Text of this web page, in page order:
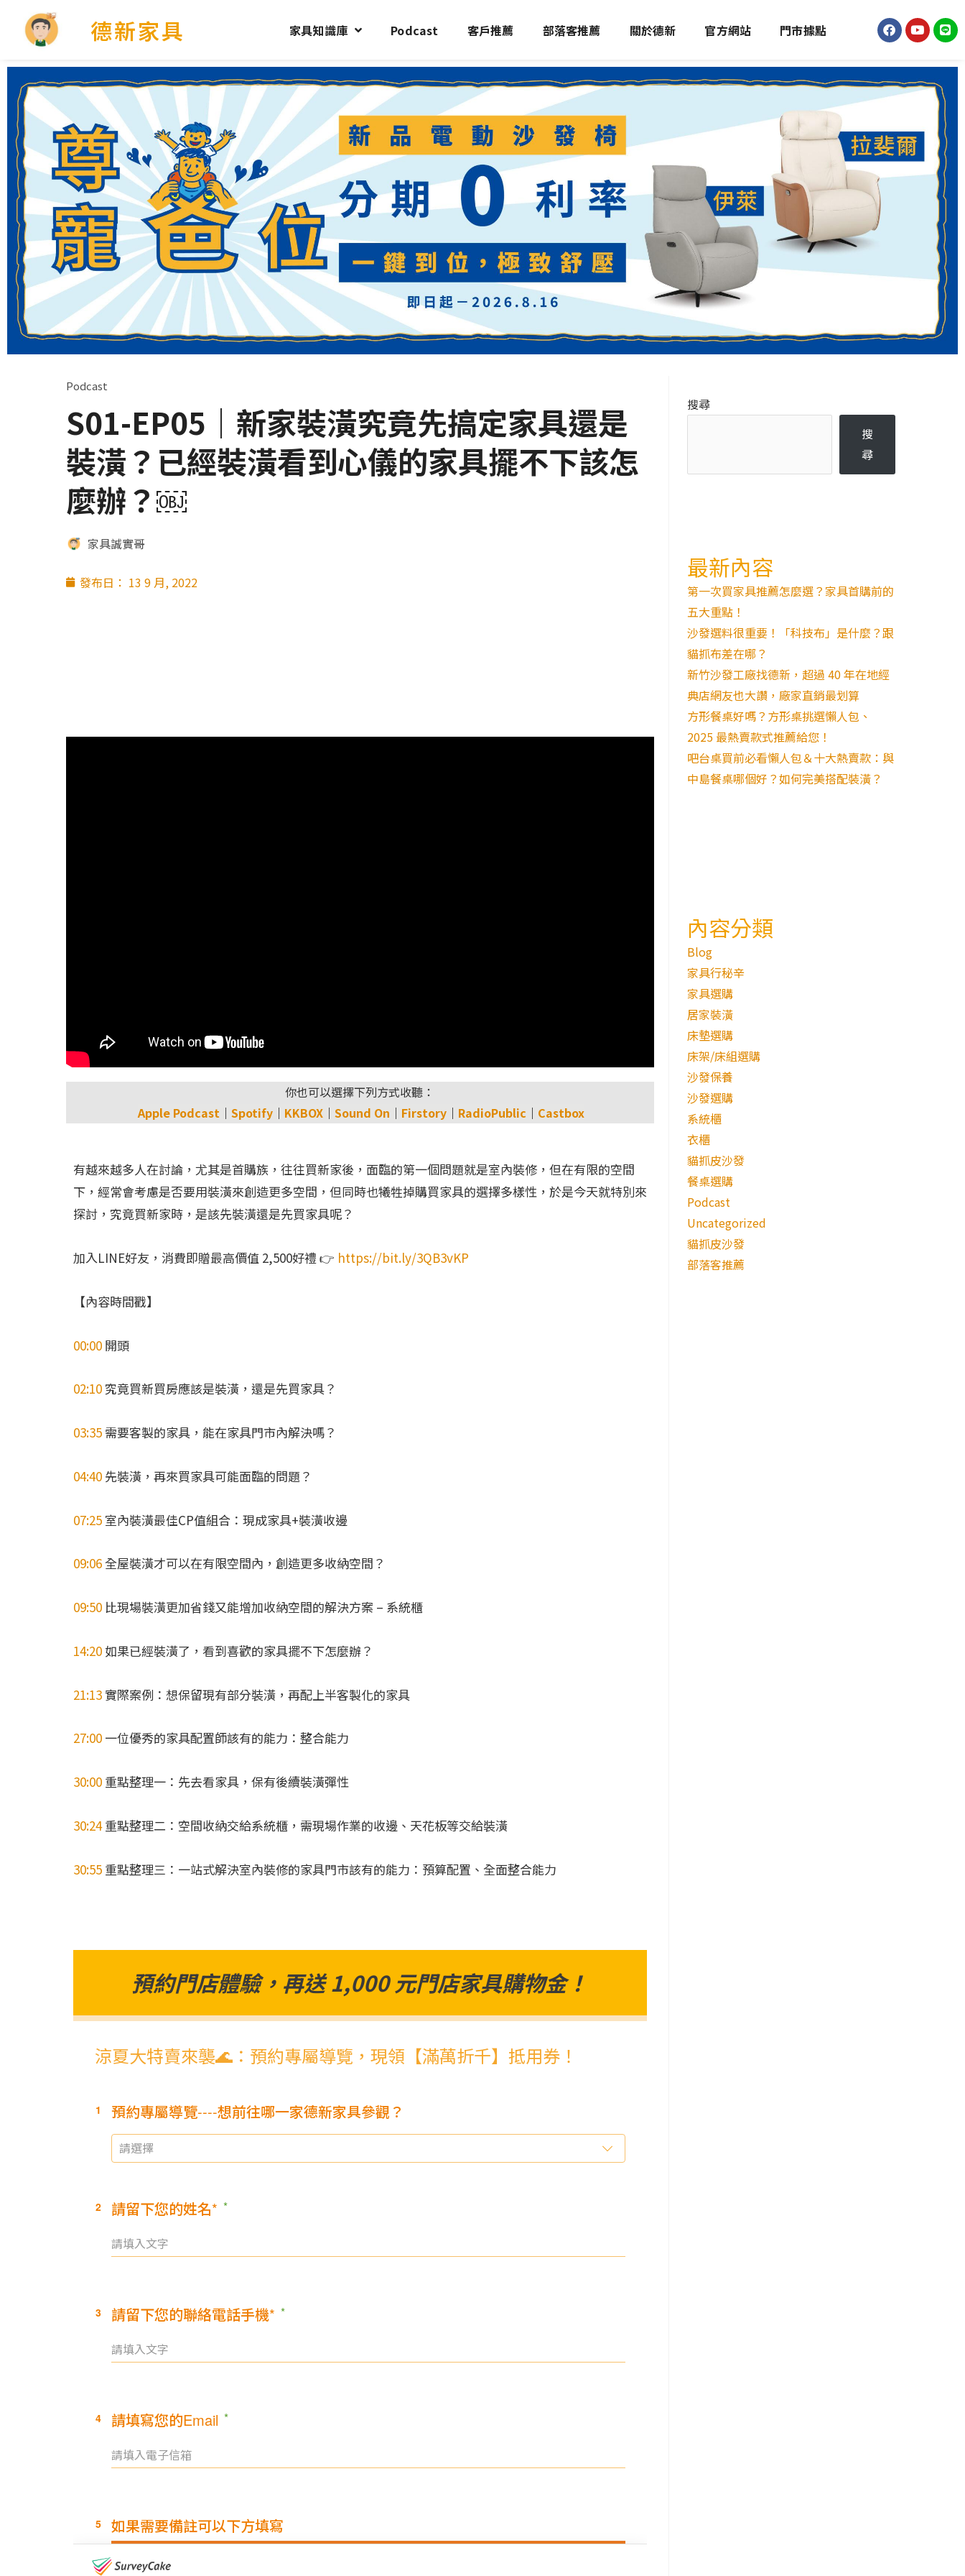
德新家具 家具知識庫 Podcast 客戶推薦 部落客推薦 關於德新 官方網站 門市據點
Podcast
S01-EP05｜新家裝潢究竟先搞定家具還是
裝潢？已經裝潢看到心儀的家具擺不下該怎
麼辦？￼
家具誠實哥
發布日： 13 9 月, 2022
你也可以選擇下列方式收聽：
Apple Podcast ｜Spotify ｜ KKBOX ｜Sound On ｜ Firstory ｜ RadioPublic ｜ Castbox
有越來越多人在討論，尤其是首購族，往往買新家後，面臨的第一個問題就是室內裝修，但在有限的空間
下，經常會考慮是否要用裝潢來創造更多空間，但同時也犧牲掉購買家具的選擇多樣性，於是今天就特別來
探討，究竟買新家時，是該先裝潢還是先買家具呢？
加入LINE好友，消費即贈最高價值 2,500好禮 👉 https://bit.ly/3QB3vKP
【內容時間戳】
00:00 開頭
02:10 究竟買新買房應該是裝潢，還是先買家具？
03:35 需要客製的家具，能在家具門市內解決嗎？
04:40 先裝潢，再來買家具可能面臨的問題？
07:25 室內裝潢最佳CP值組合：現成家具+裝潢收邊
09:06 全屋裝潢才可以在有限空間內，創造更多收納空間？
09:50 比現場裝潢更加省錢又能增加收納空間的解決方案 – 系統櫃
14:20 如果已經裝潢了，看到喜歡的家具擺不下怎麼辦？
21:13實際案例：想保留現有部分裝潢，再配上半客製化的家具
27:00 一位優秀的家具配置師該有的能力：整合能力
30:00 重點整理一：先去看家具，保有後續裝潢彈性
30:24重點整理二：空間收納交給系統櫃，需現場作業的收邊、天花板等交給裝潢
30:55 重點整理三：一站式解決室內裝修的家具門市該有的能力：預算配置、全面整合能力
預約門店體驗，再送 1,000 元門店家具購物金！
搜尋
搜
尋
最新內容
第一次買家具推薦怎麼選？家具首購前的
五大重點！
沙發選料很重要！「科技布」是什麼？跟
貓抓布差在哪？
新竹沙發工廠找德新，超過 40 年在地經
典店網友也大讚，廠家直銷最划算
方形餐桌好嗎？方形桌挑選懶人包、
2025 最熱賣款式推薦給您！
吧台桌買前必看懶人包＆十大熱賣款：與
中島餐桌哪個好？如何完美搭配裝潢？
內容分類
Blog
家具行秘辛
家具選購
居家裝潢
床墊選購
床架/床組選購
沙發保養
沙發選購
系統櫃
衣櫃
貓抓皮沙發
餐桌選購
Podcast
Uncategorized
貓抓皮沙發
部落客推薦